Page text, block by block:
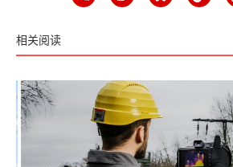
相关阅读